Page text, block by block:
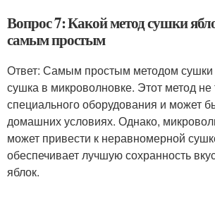
Вопрос 7: Какой метод сушки
самым простым
Ответ: Самым простым методом сушки
сушка в микроволновке. Этот метод не
специального оборудования и может
домашних условиях. Однако,
может привести к неравномерной
обеспечивает лучшую сохранность
яблок.